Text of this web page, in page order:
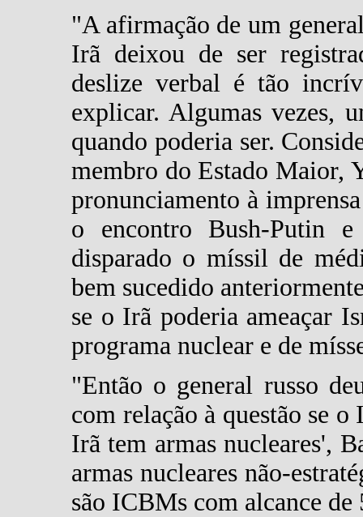
"A afirmação de um
Irã deixou de ser
deslize verbal é tão
explicar. Algumas vezes,
quando poderia ser.
membro do Estado Maior,
pronunciamento à
o encontro Bush-Putin
disparado o míssil de
bem sucedido
se o Irã poderia ameaçar
programa nuclear e de
"Então o general russo
com relação à questão se
Irã tem armas nucleares',
armas nucleares não-
são ICBMs com alcance